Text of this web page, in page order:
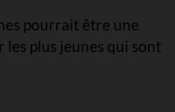
pourrait être une
plus jeunes qui sont